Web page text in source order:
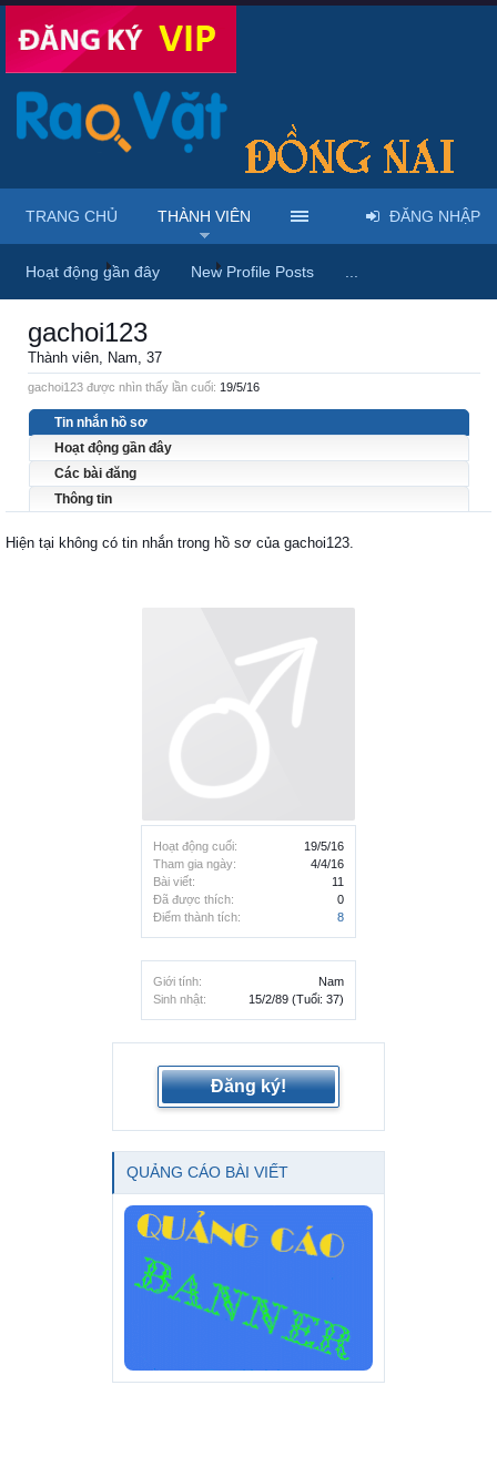
Trang chủ Thành viên gachoi123
Hoạt động cuối:
19/5/16
Tham gia ngày:
4/4/16
Bài viết:
11
Đã được thích:
0
Điểm thành tích:
8
Giới tính:
Nam
Sinh nhật:
15/2/89 (Tuổi: 37)
gachoi123
Thành viên, Nam, 37
gachoi123 được nhìn thấy lần cuối: 19/5/16
Tin nhắn hồ sơ
Hoạt động gần đây
Các bài đăng
Thông tin
Hiện tại không có tin nhắn trong hồ sơ của gachoi123.
Đăng ký!
QUẢNG CÁO BÀI VIẾT
TRANG CHỦ THÀNH VIÊN
Hoạt động gần đây New Profile Posts
ĐĂNG NHẬP